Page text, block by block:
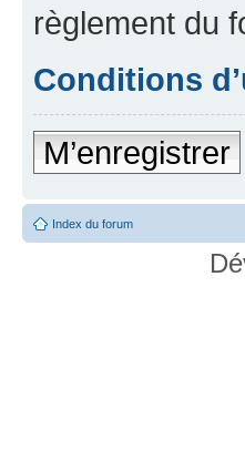
règlement du
Conditions
M’enregistrer
Index du forum